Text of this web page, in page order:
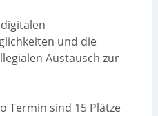
und die
Austausch zur
Termin sind 15 Plätze